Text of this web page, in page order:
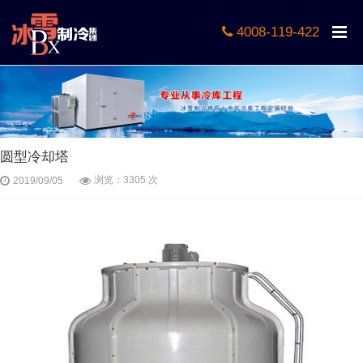
4008-119-422
圆型冷却塔
2019/09/05 浏览：3305 次